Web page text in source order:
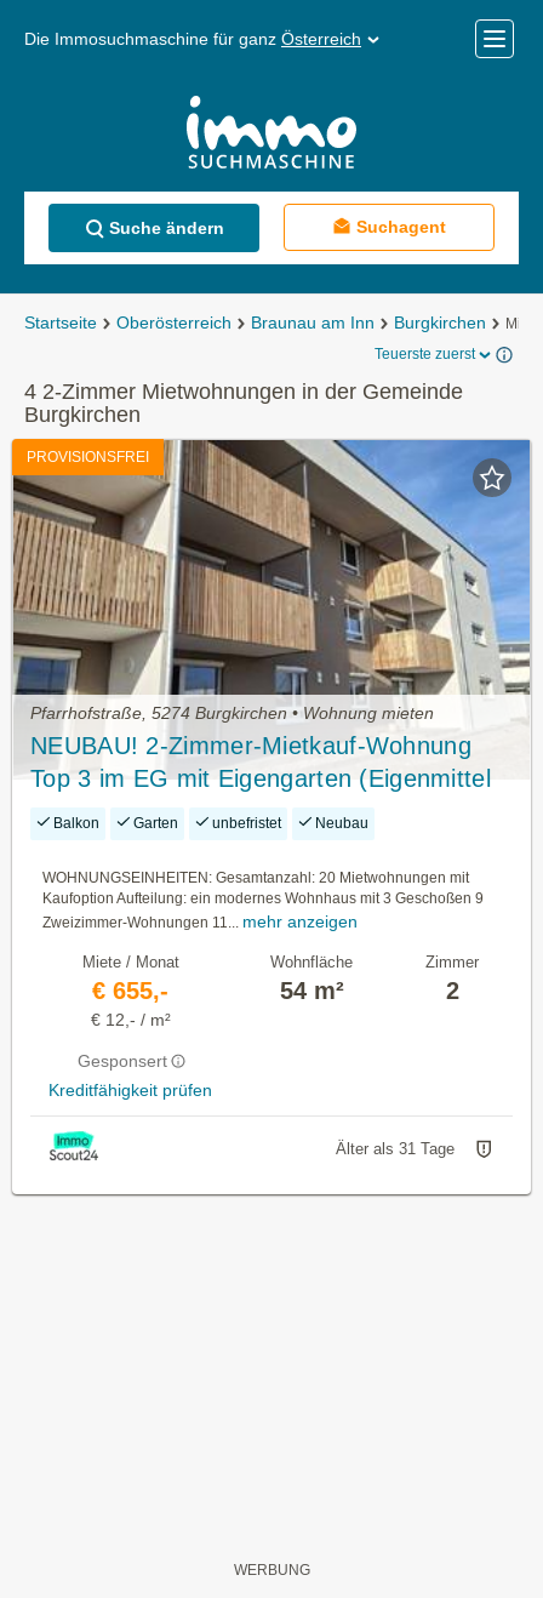
Die Immosuchmaschine für ganz Österreich
Menü
Suche ändern Suchagent
Startseite Oberösterreich Braunau am Inn Burgkirchen
Teuerste zuerst
4 2-Zimmer Mietwohnungen in der Gemeinde
Burgkirchen
PROVISIONSFREI
Pfarrhofstraße, 5274 Burgkirchen • Wohnung mieten
NEUBAU! 2-Zimmer-Mietkauf-Wohnung
Top 3 im EG mit Eigengarten (Eigenmittel
erforderlich)
Balkon Garten unbefristet Neubau
WOHNUNGSEINHEITEN: Gesamtanzahl: 20 Mietwohnungen mit
Kaufoption Aufteilung: ein modernes Wohnhaus mit 3 Geschoßen 9
Zweizimmer-Wohnungen 11...
mehr anzeigen
Miete / Monat
€ 655,-
€ 12,- / m²
Gesponsert
Kreditfähigkeit prüfen
Wohnfläche
54 m²
Zimmer
2
Älter als 31 Tage